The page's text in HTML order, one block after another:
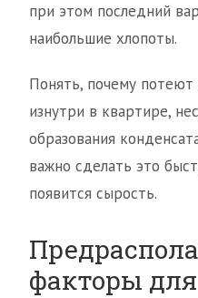
при этом последний
наибольшие хлопоты.
Понять, почему потеют
изнутри в квартире,
образования
важно сделать это
появится сырость.
факторы